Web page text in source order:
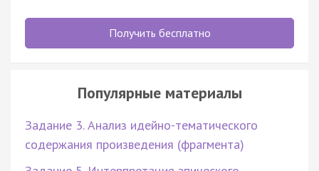
Получить бесплатно
Популярные материалы
Задание 3. Анализ идейно-тематического
содержания произведения (фрагмента)